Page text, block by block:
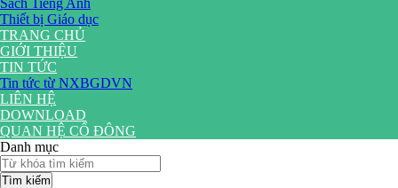
Sách Tiếng Anh
Thiết bị Giáo dục
TRANG CHỦ
GIỚI THIỆU
TIN TỨC
Tin tức từ NXBGDVN
LIÊN HỆ
DOWNLOAD
QUAN HỆ CỔ ĐÔNG
Danh mục
Tìm kiếm